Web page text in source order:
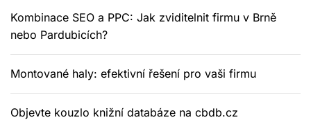
Kombinace SEO a PPC: Jak zviditelnit firmu v Brně
nebo Pardubicích?
Montované haly: efektivní řešení pro vaši firmu
Objevte kouzlo knižní databáze na cbdb.cz